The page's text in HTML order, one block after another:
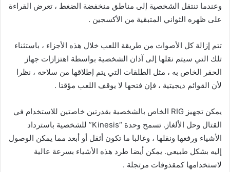
وعندما تنتقل الشخصية إلى مناطق منخفضة الضغط ، تعرض القراءة
على ظهره الثواني المتبقية من الأكسجين .
تتم إزالة كل الأصوات من طريقة اللعب خلال هذه الأجزاء ، باستثناء
تلك التي سيتم نقلها إلى آذان الشخصية بواسطة اهتزازات جهاز
الحفر الخاص به ، مثل الطلقات التي يتم إطلاقها من سلاحه ، نظرا
لأن القوائم ديجيتية ، فإن فتحها لا يوقف اللعب مؤقتا .
يمكن تجهيز RIG الخاص بالشخصية بقدرتين خاصتين للاستخدام في
القتال وحل الألغاز. تسمح وحدة “Kinesis” للشخصية باسترداد
الأشياء ورفعها ونقلها ، وغالبا ما تكون أثقل أو أبعد مما يمكن الوصول
إليه بشكل طبيعي. يمكن أيضا طرد هذه الأشياء بسرعة عالية
لاستخدامها كمقذوفات مرتجلة .